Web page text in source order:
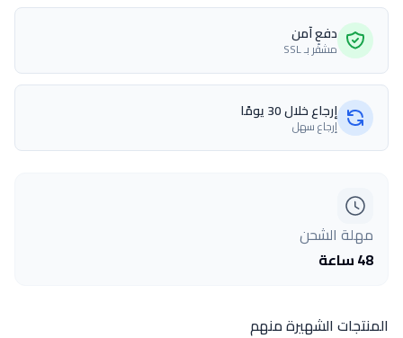
دفع آمن
مشفّر بـ SSL
إرجاع خلال 30 يومًا
إرجاع سهل
مهلة الشحن
48 ساعة
المنتجات الشهيرة منهم